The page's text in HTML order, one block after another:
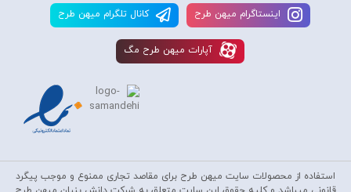
اينستاگرام ميهن طرح کانال تلگرام ميهن طرح
آپارات ميهن طرح مگ
استفاده از محصولات سايت میهن طرح برای مقاصد تجاری ممنوع و موجب پیگرد